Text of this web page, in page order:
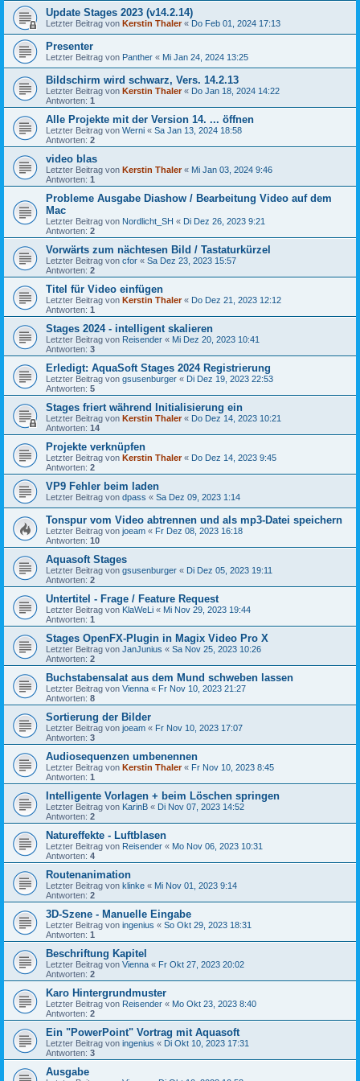
Update Stages 2023 (v14.2.14)
Letzter Beitrag von Kerstin Thaler« Do Feb 01, 2024 17:13
Presenter
Letzter Beitrag von Panther « Mi Jan 24, 2024 13:25
Bildschirm wird schwarz, Vers. 14.2.13
Letzter Beitrag von Kerstin Thaler« Do Jan 18, 2024 14:22
Antworten: 1
Alle Projekte mit der Version 14. ... öffnen
Letzter Beitrag von Werni « Sa Jan 13, 2024 18:58
Antworten: 2
video blas
Letzter Beitrag von Kerstin Thaler« Mi Jan 03, 2024 9:46
Antworten: 1
Probleme Ausgabe Diashow / Bearbeitung Video auf dem
Mac
Letzter Beitrag von Nordlicht_SH « Di Dez 26, 2023 9:21
Antworten: 2
Vorwärts zum nächtesen Bild / Tastaturkürzel
Letzter Beitrag von cfor « Sa Dez 23, 2023 15:57
Antworten: 2
Titel für Video einfügen
Letzter Beitrag von Kerstin Thaler« Do Dez 21, 2023 12:12
Antworten: 1
Stages 2024 - intelligent skalieren
Letzter Beitrag von Reisender « Mi Dez 20, 2023 10:41
Antworten: 3
Erledigt: AquaSoft Stages 2024 Registrierung
Letzter Beitrag von gsusenburger « Di Dez 19, 2023 22:53
Antworten: 5
Stages friert während Initialisierung ein
Letzter Beitrag von Kerstin Thaler« Do Dez 14, 2023 10:21
Antworten: 14
Projekte verknüpfen
Letzter Beitrag von Kerstin Thaler« Do Dez 14, 2023 9:45
Antworten: 2
VP9 Fehler beim laden
Letzter Beitrag von dpass « Sa Dez 09, 2023 1:14
Tonspur vom Video abtrennen und als mp3-Datei speichern
Letzter Beitrag von joeam « Fr Dez 08, 2023 16:18
Antworten: 10
Aquasoft Stages
Letzter Beitrag von gsusenburger « Di Dez 05, 2023 19:11
Antworten: 2
Untertitel - Frage / Feature Request
Letzter Beitrag von KlaWeLi « Mi Nov 29, 2023 19:44
Antworten: 1
Stages OpenFX-Plugin in Magix Video Pro X
Letzter Beitrag von JanJunius « Sa Nov 25, 2023 10:26
Antworten: 2
Buchstabensalat aus dem Mund schweben lassen
Letzter Beitrag von Vienna « Fr Nov 10, 2023 21:27
Antworten: 8
Sortierung der Bilder
Letzter Beitrag von joeam « Fr Nov 10, 2023 17:07
Antworten: 3
Audiosequenzen umbenennen
Letzter Beitrag von Kerstin Thaler« Fr Nov 10, 2023 8:45
Antworten: 1
Intelligente Vorlagen + beim Löschen springen
Letzter Beitrag von KarinB « Di Nov 07, 2023 14:52
Antworten: 2
Natureffekte - Luftblasen
Letzter Beitrag von Reisender « Mo Nov 06, 2023 10:31
Antworten: 4
Routenanimation
Letzter Beitrag von klinke « Mi Nov 01, 2023 9:14
Antworten: 2
3D-Szene - Manuelle Eingabe
Letzter Beitrag von ingenius « So Okt 29, 2023 18:31
Antworten: 1
Beschriftung Kapitel
Letzter Beitrag von Vienna « Fr Okt 27, 2023 20:02
Antworten: 2
Karo Hintergrundmuster
Letzter Beitrag von Reisender « Mo Okt 23, 2023 8:40
Antworten: 2
Ein "PowerPoint" Vortrag mit Aquasoft
Letzter Beitrag von ingenius « Di Okt 10, 2023 17:31
Antworten: 3
Ausgabe